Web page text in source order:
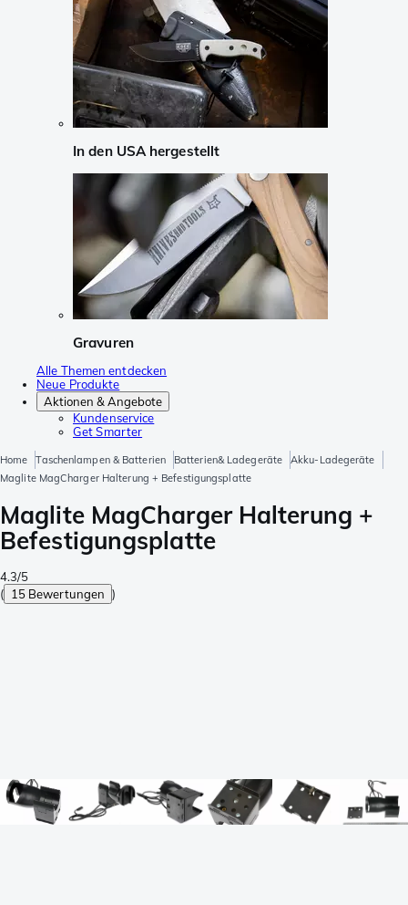
In den USA hergestellt
Gravuren
Alle Themen entdecken
Neue Produkte
Aktionen & Angebote
Kundenservice
Get Smarter
Home Taschenlampen & Batterien Batterien& Ladegeräte
Akku-Ladegeräte
Maglite MagCharger Halterung + Befestigungsplatte
Maglite MagCharger Halterung +
Befestigungsplatte
4.3/5
( 15 Bewertungen )